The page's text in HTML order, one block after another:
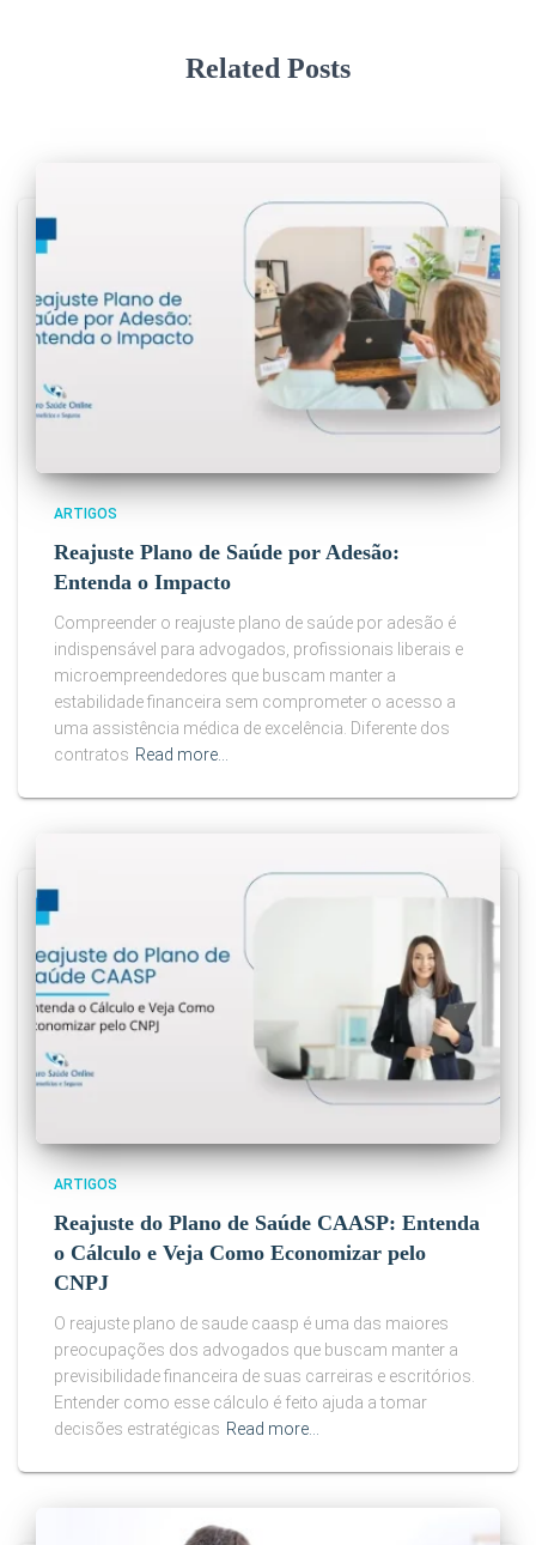
Related Posts
ARTIGOS
Reajuste Plano de Saúde por Adesão:
Entenda o Impacto
Compreender o reajuste plano de saúde por adesão é
indispensável para advogados, profissionais liberais e
microempreendedores que buscam manter a
estabilidade financeira sem comprometer o acesso a
uma assistência médica de excelência. Diferente dos
contratos Read more…
ARTIGOS
Reajuste do Plano de Saúde CAASP: Entenda
o Cálculo e Veja Como Economizar pelo
CNPJ
O reajuste plano de saude caasp é uma das maiores
preocupações dos advogados que buscam manter a
previsibilidade financeira de suas carreiras e escritórios.
Entender como esse cálculo é feito ajuda a tomar
decisões estratégicas Read more…